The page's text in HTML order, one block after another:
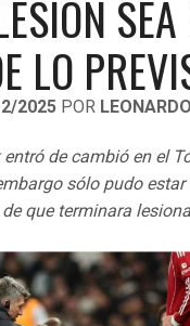
MX
LEAGUE
LO
2025 POR
de cambió en el
sólo pudo estar
que terminara